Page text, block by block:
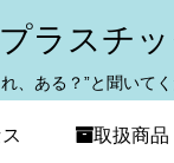
ラスチ
れ、ある？”と聞いて
取扱商品